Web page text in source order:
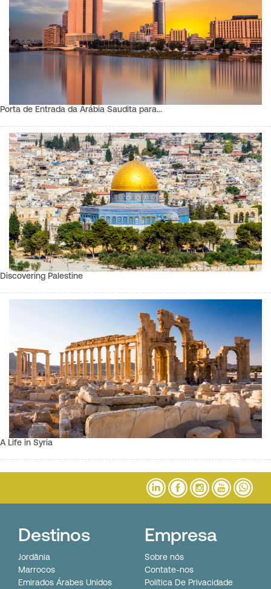
Porta de Entrada da Arábia Saudita para…
Discovering Palestine
A Life in Syria
Destinos
Jordânia
Marrocos
Emirados Árabes Unidos
Empresa
Sobre nós
Contate-nos
Política De Privacidade